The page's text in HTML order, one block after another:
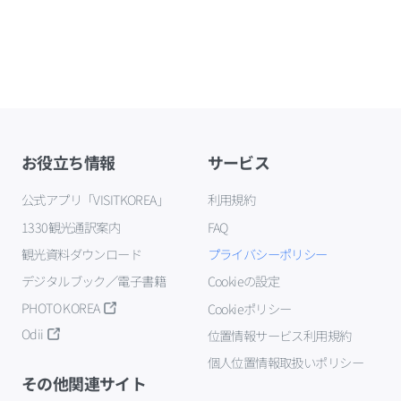
お役立ち情報
公式アプリ「VISITKOREA」
1330観光通訳案内
観光資料ダウンロード
デジタルブック／電子書籍
PHOTO KOREA
Odii
サービス
利用規約
FAQ
プライバシーポリシー
Cookieの設定
Cookieポリシー
位置情報サービス利用規約
個人位置情報取扱いポリシー
その他関連サイト